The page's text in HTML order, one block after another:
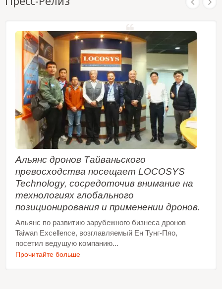
Альянс дронов Тайваньского
превосходства посещает LOCOSYS
Technology, сосредоточив внимание на
технологиях глобального
позиционирования и применении дронов.
Альянс по развитию зарубежного бизнеса дронов
Taiwan Excellence, возглавляемый Ен Тунг-Пяо,
посетил ведущую компанию...
Прочитайте больше